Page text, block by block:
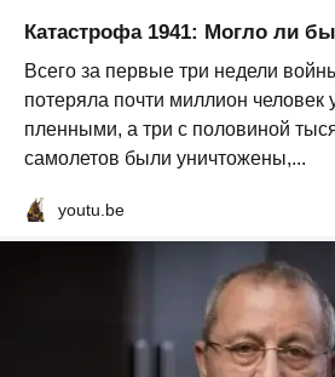
Катастрофа 1941: Могло ли
Всего за первые три недели
потеряла почти миллион человек
пленными, а три с половиной
самолетов были уничтожены,...
youtu.be